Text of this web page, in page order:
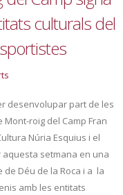
culturals del
desenvolupar part de les
Mont-roig del Camp Fran
Núria Esquius i el
aquesta setmana en una
de Déu de la Roca i a la
amb les entitats